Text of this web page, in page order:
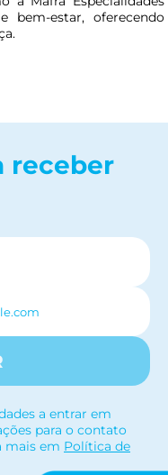
bem-estar, oferecendo
receber
a entrar em
para o contato
mais em Política de